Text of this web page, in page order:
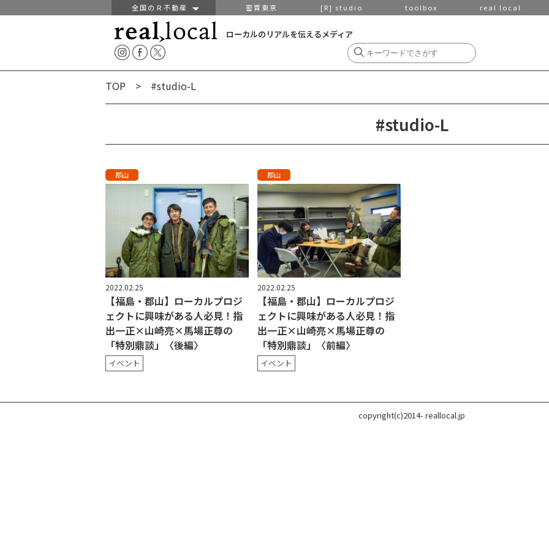
全国のＲ不動産 密買東京 [R] studio toolbox real local
ローカルのリアルを伝えるメディア
TOP > #studio-L
#studio-L
郡山
2022.02.25
【福島・郡山】ローカルプロジ
ェクトに興味がある人必見！指
出一正×山崎亮×馬場正尊の
「特別鼎談」〈後編〉
イベント
郡山
2022.02.25
【福島・郡山】ローカルプロジ
ェクトに興味がある人必見！指
出一正×山崎亮×馬場正尊の
「特別鼎談」〈前編〉
イベント
copyright(c)2014- reallocal.jp